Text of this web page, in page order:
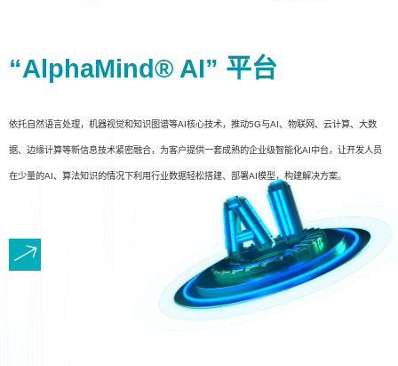
“AlphaMind® AI” 平台
依托自然语言处理，机器视觉和知识图谱等AI核心技术，推动5G与AI、物联网、云计算、大数
据、边缘计算等新信息技术紧密融合，为客户提供一套成熟的企业级智能化AI中台，让开发人员
在少量的AI、算法知识的情况下利用行业数据轻松搭建、部署AI模型，构建解决方案。